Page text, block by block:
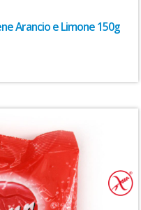
Arancio e Limone 150g